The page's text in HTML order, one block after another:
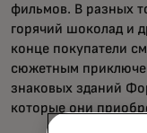
фильмов. В разных
горячий шоколад и
конце покупатели
сюжетным
знаковых зданий
которые они